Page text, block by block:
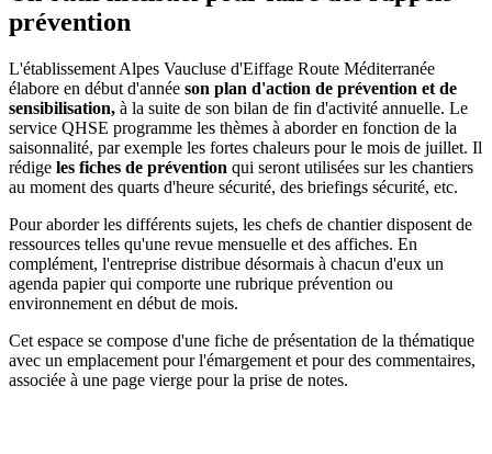
prévention
L'établissement Alpes Vaucluse d'Eiffage Route Méditerranée
élabore en début d'année son plan d'action de prévention et de
sensibilisation, à la suite de son bilan de fin d'activité annuelle. Le
service QHSE programme les thèmes à aborder en fonction de la
saisonnalité, par exemple les fortes chaleurs pour le mois de juillet. Il
rédige les fiches de prévention qui seront utilisées sur les chantiers
au moment des quarts d'heure sécurité, des briefings sécurité, etc.
Pour aborder les différents sujets, les chefs de chantier disposent de
ressources telles qu'une revue mensuelle et des affiches. En
complément, l'entreprise distribue désormais à chacun d'eux un
agenda papier qui comporte une rubrique prévention ou
environnement en début de mois.
Cet espace se compose d'une fiche de présentation de la thématique
avec un emplacement pour l'émargement et pour des commentaires,
associée à une page vierge pour la prise de notes.